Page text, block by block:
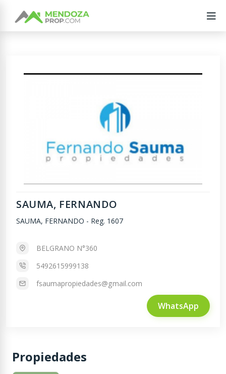
SAUMA, FERNANDO
SAUMA, FERNANDO - Reg. 1607
BELGRANO N°360
5492615999138
fsaumapropiedades@gmail.com
WhatsApp
Propiedades